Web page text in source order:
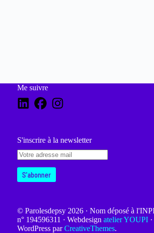
Me suivre
S'inscrire à la newsletter
© Parolesdepsy 2026 · Nom déposé à
n° 194596311 · Webdesign atelier YOUPI
WordPress parCreativeThemes.